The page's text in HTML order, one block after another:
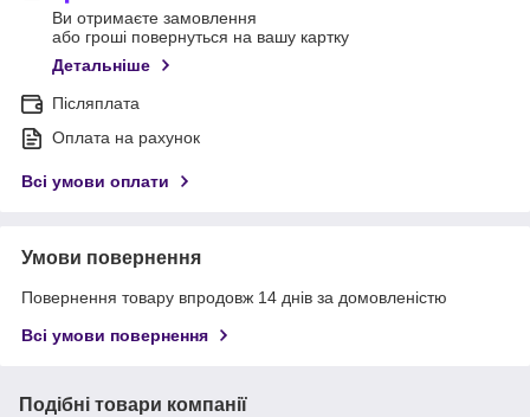
Ви отримаєте замовлення
або гроші повернуться на вашу картку
Детальніше
Післяплата
Оплата на рахунок
Всі умови оплати
Умови повернення
Повернення товару впродовж 14 днів за домовленістю
Всі умови повернення
Подібні товари компанії